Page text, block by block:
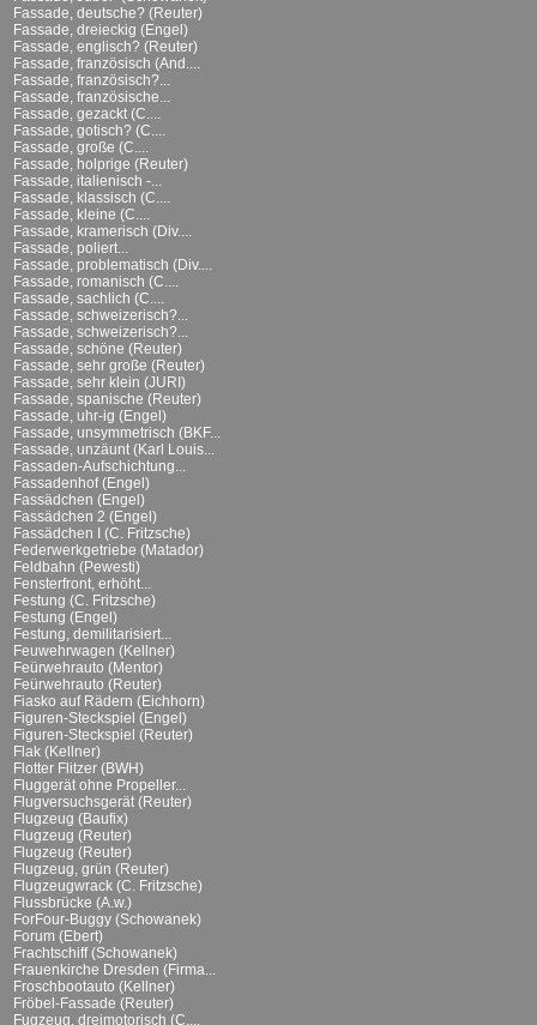
Fassade, deutsche? (Reuter)
Fassade, dreieckig (Engel)
Fassade, englisch? (Reuter)
Fassade, französisch (And....
Fassade, französisch?...
Fassade, französische...
Fassade, gezackt (C....
Fassade, gotisch? (C....
Fassade, große (C....
Fassade, holprige (Reuter)
Fassade, italienisch -...
Fassade, klassisch (C....
Fassade, kleine (C....
Fassade, kramerisch (Div....
Fassade, poliert...
Fassade, problematisch (Div....
Fassade, romanisch (C....
Fassade, sachlich (C....
Fassade, schweizerisch?...
Fassade, schweizerisch?...
Fassade, schöne (Reuter)
Fassade, sehr große (Reuter)
Fassade, sehr klein (JURI)
Fassade, spanische (Reuter)
Fassade, uhr-ig (Engel)
Fassade, unsymmetrisch (BKF...
Fassade, unzäunt (Karl Louis...
Fassaden-Aufschichtung...
Fassadenhof (Engel)
Fassädchen (Engel)
Fassädchen 2 (Engel)
Fassädchen I (C. Fritzsche)
Federwerkgetriebe (Matador)
Feldbahn (Pewesti)
Fensterfront, erhöht...
Festung (C. Fritzsche)
Festung (Engel)
Festung, demilitarisiert...
Feuwehrwagen (Kellner)
Feürwehrauto (Mentor)
Feürwehrauto (Reuter)
Fiasko auf Rädern (Eichhorn)
Figuren-Steckspiel (Engel)
Figuren-Steckspiel (Reuter)
Flak (Kellner)
Flotter Flitzer (BWH)
Fluggerät ohne Propeller...
Flugversuchsgerät (Reuter)
Flugzeug (Baufix)
Flugzeug (Reuter)
Flugzeug (Reuter)
Flugzeug, grün (Reuter)
Flugzeugwrack (C. Fritzsche)
Flussbrücke (A.w.)
ForFour-Buggy (Schowanek)
Forum (Ebert)
Frachtschiff (Schowanek)
Frauenkirche Dresden (Firma...
Froschbootauto (Kellner)
Fröbel-Fassade (Reuter)
Fugzeug, dreimotorisch (C....